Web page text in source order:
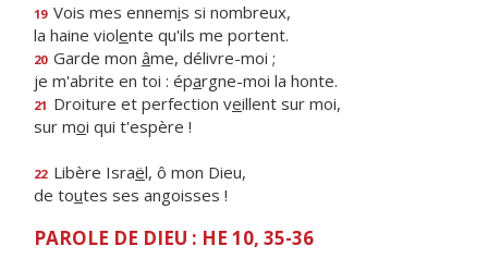
19 Vois mes ennemis si nombreux,
la haine violente qu'ils me portent.
20 Garde mon âme, délivre-moi ;
je m'abrite en toi : épargne-moi la honte.
21 Droiture et perfection veillent sur moi,
sur moi qui t'espère !
22 Libère Israël, ô mon Dieu,
de toutes ses angoisses !
PAROLE DE DIEU : HE 10, 35-36